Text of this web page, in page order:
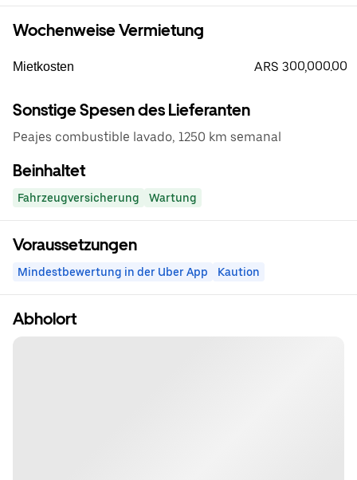
Wochenweise Vermietung
Mietkosten ARS 300,000.00
Sonstige Spesen des Lieferanten
Peajes combustible lavado, 1250 km semanal
Beinhaltet
Fahrzeugversicherung Wartung
Voraussetzungen
Mindestbewertung in der Uber App Kaution
Abholort